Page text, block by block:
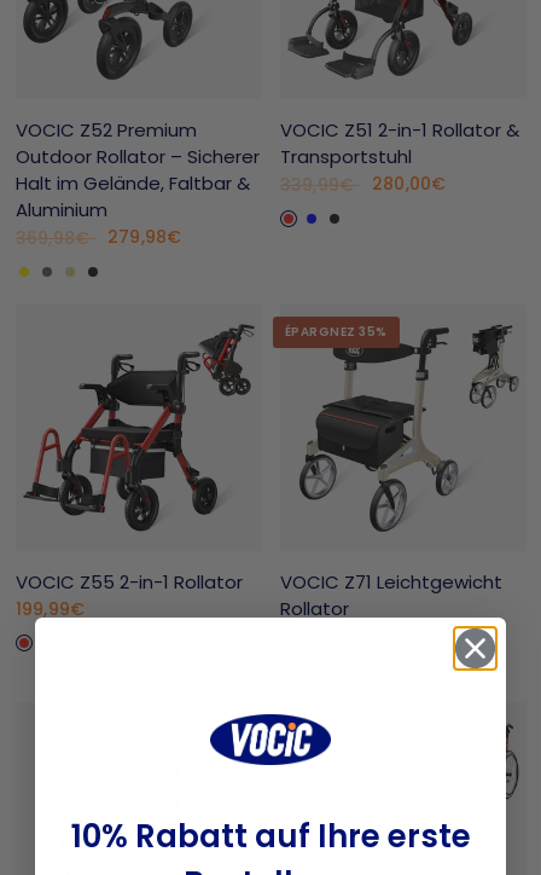
VOCIC Z52 Premium
Outdoor Rollator – Sicherer
Halt im Gelände, Faltbar &
Aluminium
369,98€ 279,98€
GelbGrauChampagner
Schwarz
VOCIC Z51 2-in-1 Rollator &
Transportstuhl
339,99€ 280,00€
RotBlauSchwarz
VOCIC Z55 2-in-1 Rollator
199,99€
Rot
ÉPARGNEZ 35%
VOCIC Z71 Leichtgewicht
Rollator
ÉPARGNEZ 34%
10% Rabatt auf Ihre erste